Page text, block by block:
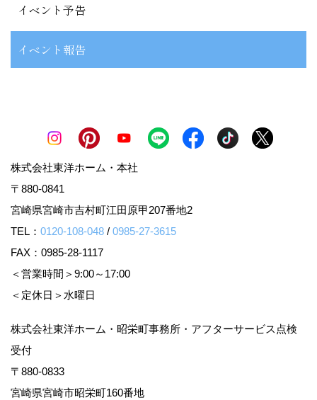
イベント予告
イベント報告
株式会社東洋ホーム・本社
〒880-0841
宮崎県宮崎市吉村町江田原甲207番地2
TEL： 0120-108-048 / 0985-27-3615
FAX：0985-28-1117
＜営業時間＞9:00～17:00
＜定休日＞水曜日
株式会社東洋ホーム・昭栄町事務所・アフターサービス点検
受付
〒880-0833
宮崎県宮崎市昭栄町160番地